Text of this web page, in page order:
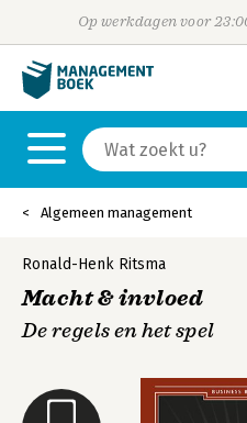
Op werkdagen voor
Algemeen management
Ronald-Henk Ritsma
Macht & invloed
De regels en het spel